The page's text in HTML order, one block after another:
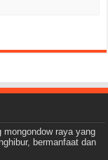
mongondow raya yang
bermanfaat dan